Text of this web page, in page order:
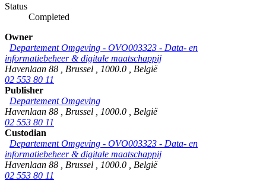
Status
Completed
Owner
Departement Omgeving - OVO003323 - Data- en
informatiebeheer & digitale maatschappij
Havenlaan 88
Brussel 1000.0
België
02 553 80 11
Publisher
Departement Omgeving
Havenlaan 88
Brussel 1000.0
België
02 553 80 11
Custodian
Departement Omgeving - OVO003323 - Data- en
informatiebeheer & digitale maatschappij
Havenlaan 88
Brussel 1000.0
België
02 553 80 11